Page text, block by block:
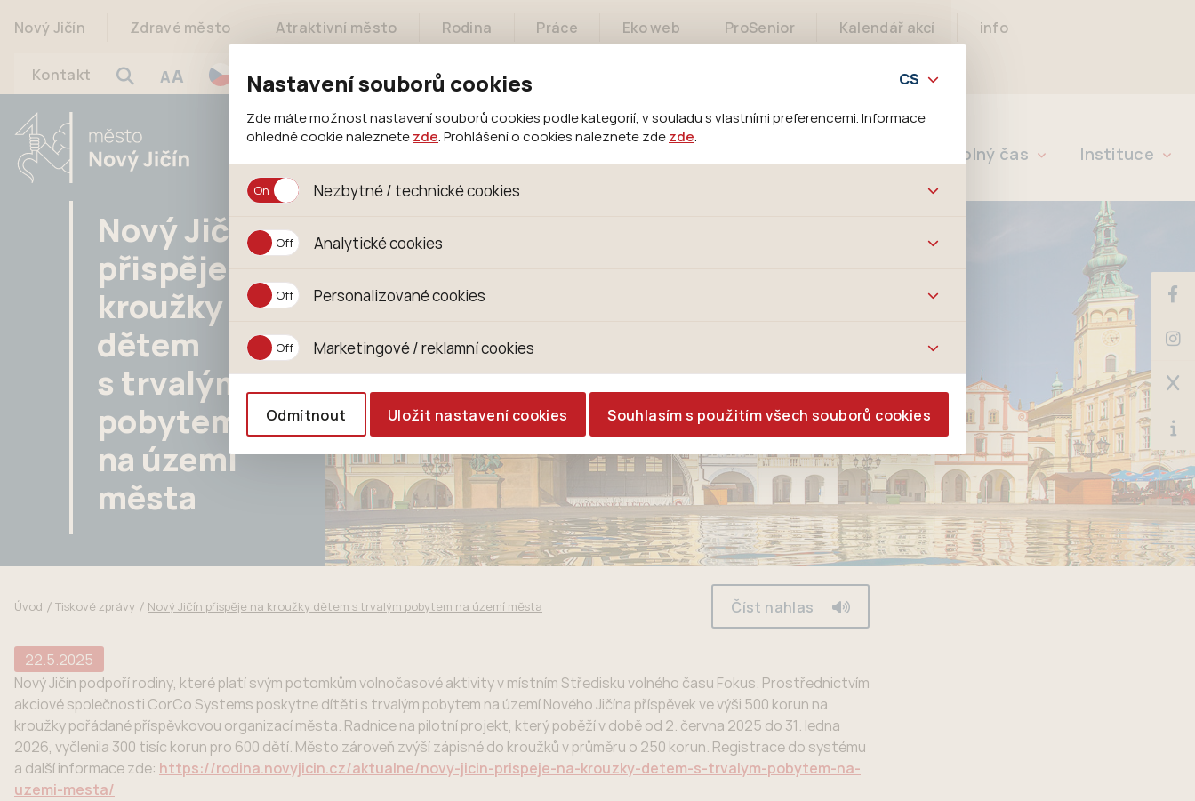
Nastavení souborů cookies
Zde máte možnost nastavení souborů cookies podle kategorií, v souladu s vlastními preferencemi. Informace
ohledně cookie naleznete zde. Prohlášení o cookies naleznete zde zde.
Nezbytné / technické cookies
Jedná se o technické soubory, které jsou nezbytné ke správnému chování našich webových stránek a všech
jejich funkcí. Používají se mimo jiné k ukládání produktů v nákupním košíku, ovládání filtrů a také nastavení
Analytické cookies
Analytické cookies shromažďujeme skriptem společnosti Google Inc., která následně tato data
anonymizuje. Po anonymizaci se již nejedná o osobní údaje, protože anonymizované cookies nelze přiřadit
Personalizované cookies
Personalizované cookies jsou využívány k přizpůsobení našeho webu vašim potřebám a zájmům, což
zajišťuje lepší nákupní zkušenosti. Díky nim můžeme nabídku přímo přizpůsobit vašim preferencím, což vám
pomůže vyhnout se nevhodným doporučením produktů či jiným nedůležitým nabídkám.
Marketingové / reklamní cookies
Odmítnout
Uložit nastavení cookies Souhlasím s použitím všech souborů cookies
Nový Jičín Zdravé město Atraktivní město Rodina Práce Eko web ProSenior Kalendář akcí info
Kontakt AA
Volný čas Instituce
Nový Jičín
přispěje na
kroužky
dětem
s trvalým
pobytem
na území
města
Úvod Tiskové zprávy Nový Jičín přispěje na kroužky dětem s trvalým pobytem na území města Číst nahlas
22.5.2025
Nový Jičín podpoří rodiny, které platí svým potomkům volnočasové aktivity v místním Středisku volného času Fokus. Prostřednictvím
akciové společnosti CorCo Systems poskytne dítěti s trvalým pobytem na území Nového Jičína příspěvek ve výši 500 korun na
kroužky pořádané příspěvkovou organizací města. Radnice na pilotní projekt, který poběží v době od 2. června 2025 do 31. ledna
2026, vyčlenila 300 tisíc korun pro 600 dětí. Město zároveň zvýší zápisné do kroužků v průměru o 250 korun. Registrace do systému
a další informace zde: https://rodina.novyjicin.cz/aktualne/novy-jicin-prispeje-na-krouzky-detem-s-trvalym-pobytem-na-
uzemi-mesta/